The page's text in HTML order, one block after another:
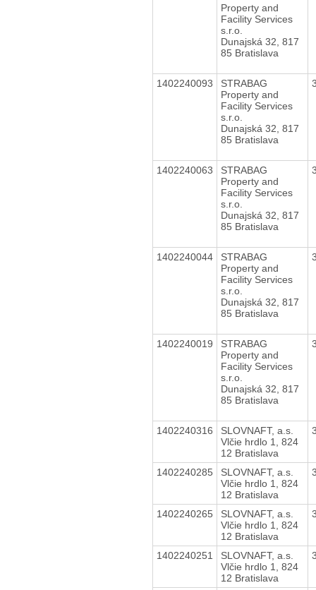
Property and
Facility Services
s.r.o.
Dunajská 32, 817
85 Bratislava
1402240093
STRABAG
Property and
Facility Services
s.r.o.
Dunajská 32, 817
85 Bratislava
1402240063
STRABAG
Property and
Facility Services
s.r.o.
Dunajská 32, 817
85 Bratislava
1402240044
STRABAG
Property and
Facility Services
s.r.o.
Dunajská 32, 817
85 Bratislava
1402240019
STRABAG
Property and
Facility Services
s.r.o.
Dunajská 32, 817
85 Bratislava
1402240316
SLOVNAFT, a.s.
Vlčie hrdlo 1, 824
12 Bratislava
1402240285
SLOVNAFT, a.s.
Vlčie hrdlo 1, 824
12 Bratislava
1402240265
SLOVNAFT, a.s.
Vlčie hrdlo 1, 824
12 Bratislava
1402240251
SLOVNAFT, a.s.
Vlčie hrdlo 1, 824
12 Bratislava